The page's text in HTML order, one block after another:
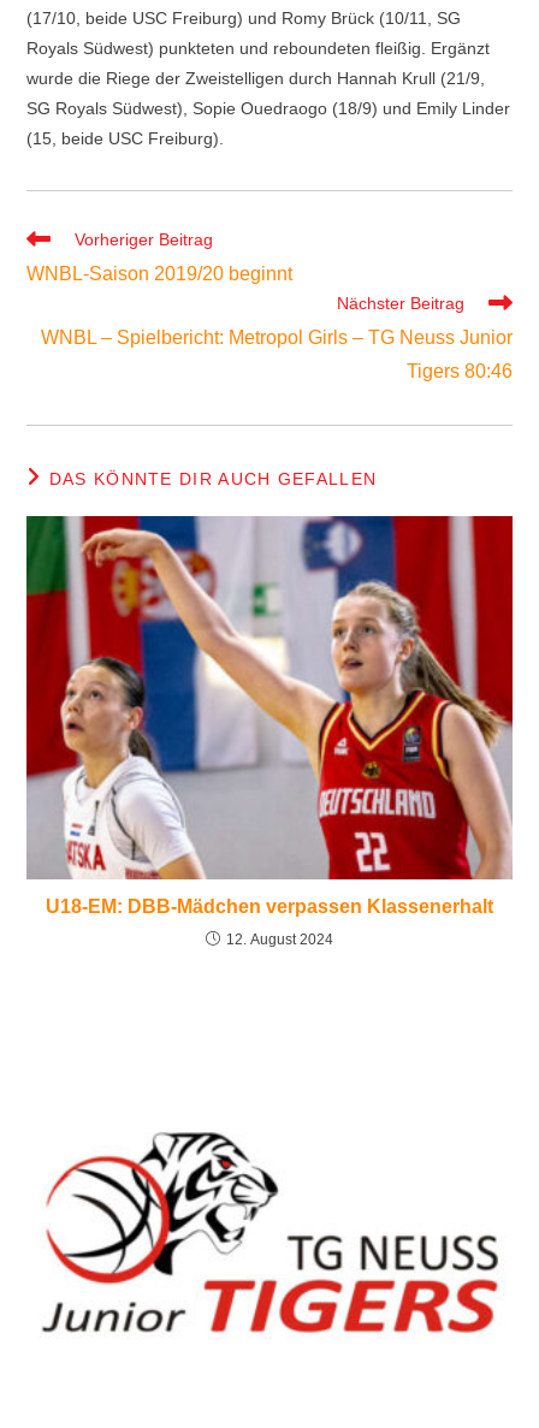
(17/10, beide USC Freiburg) und Romy Brück (10/11, SG
Royals Südwest) punkteten und reboundeten fleißig. Ergänzt
wurde die Riege der Zweistelligen durch Hannah Krull (21/9,
SG Royals Südwest), Sopie Ouedraogo (18/9) und Emily Linder
(15, beide USC Freiburg).
Weitere
ansehen
Vorheriger Beitrag
WNBL-Saison 2019/20 beginnt
Nächster Beitrag
WNBL – Spielbericht: Metropol Girls – TG Neuss Junior
Tigers 80:46
DAS KÖNNTE DIR AUCH GEFALLEN
U18-EM: DBB-Mädchen verpassen Klassenerhalt
12. August 2024